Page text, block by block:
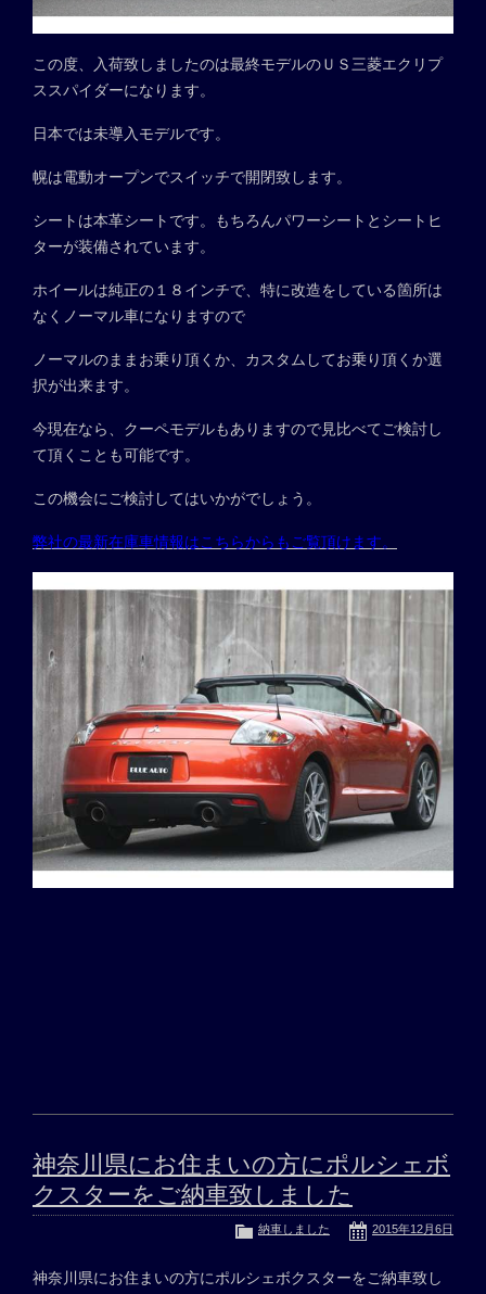
この度、入荷致しましたのは最終モデルのＵＳ三菱エクリプ
ススパイダーになります。
日本では未導入モデルです。
幌は電動オープンでスイッチで開閉致します。
シートは本革シートです。もちろんパワーシートとシートヒ
ターが装備されています。
ホイールは純正の１８インチで、特に改造をしている箇所は
なくノーマル車になりますので
ノーマルのままお乗り頂くか、カスタムしてお乗り頂くか選
択が出来ます。
今現在なら、クーペモデルもありますので見比べてご検討し
て頂くことも可能です。
この機会にご検討してはいかがでしょう。
弊社の最新在庫車情報はこちらからもご覧頂けます。
神奈川県にお住まいの方にポルシェボ
クスターをご納車致しました
2015年12月6日
納車しました
神奈川県にお住まいの方にポルシェボクスターをご納車致し